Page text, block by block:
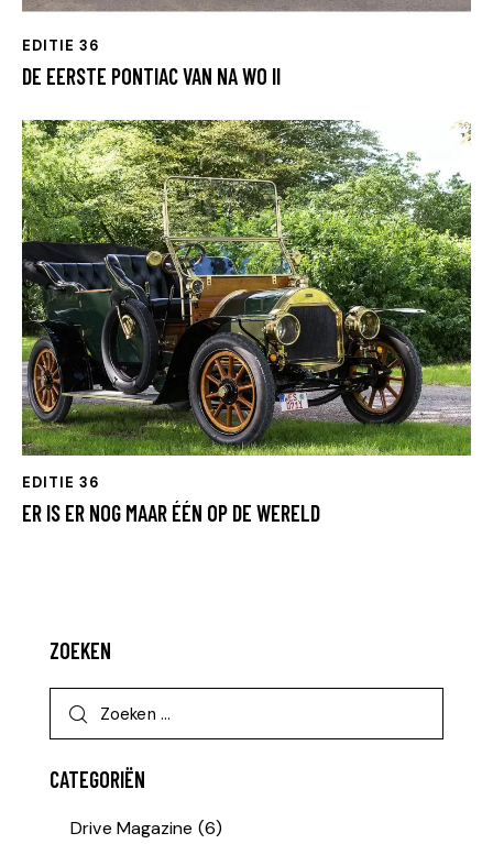
EDITIE 36
DE EERSTE PONTIAC VAN NA WO II
EDITIE 36
ER IS ER NOG MAAR ÉÉN OP DE WERELD
ZOEKEN
CATEGORIËN
Drive Magazine (6)